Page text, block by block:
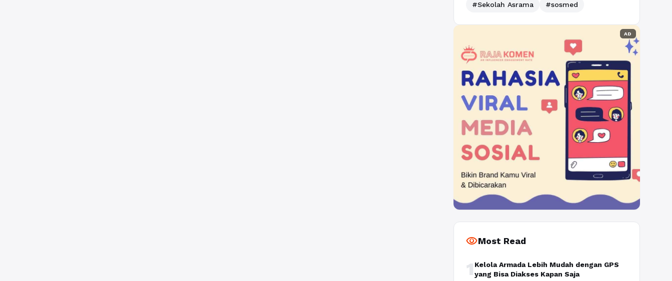
#Sekolah Asrama
#sosmed
AD
visibilityMost Read
1 Kelola Armada Lebih Mudah dengan GPS
yang Bisa Diakses Kapan Saja